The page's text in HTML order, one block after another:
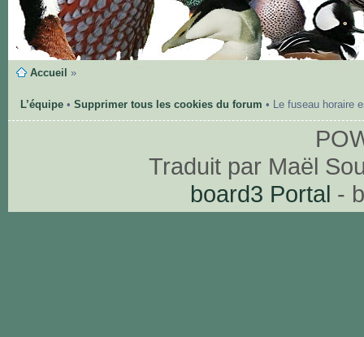
Accueil »
L’équipe• Supprimer tous les cookies du forum • Le fuseau horaire
Traduit par Maël
board3 Portal -